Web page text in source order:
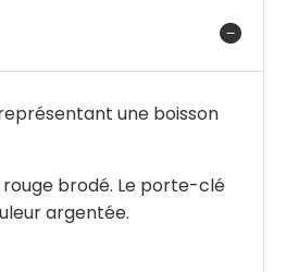
une boisson
rouge brodé. Le porte-clé
argentée.